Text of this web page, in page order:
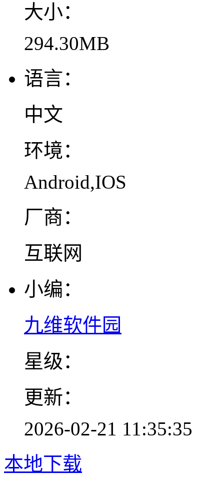
大小：
294.30MB
语言：
中文
环境：
Android,IOS
厂商：
互联网
小编：
九维软件园
星级：
更新：
2026-02-21 11:35:35
本地下载